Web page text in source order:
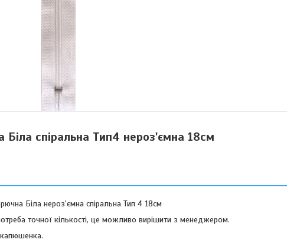
Біла спіральна Тип4 нероз'ємна 18см
Біла нероз'ємна спіральна Тип 4 18см
точної кількості, це можливо вирішити з менеджером.
капюшенка.